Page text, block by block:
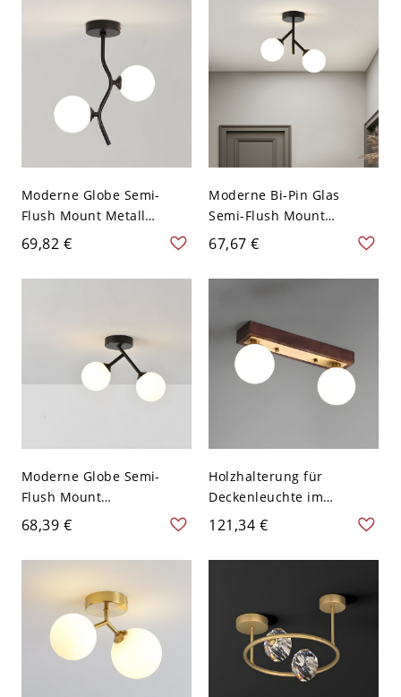
Moderne Globe Semi-
Flush Mount Metall
Deckenleuchte mit
weißem Glasschirm für
den Wohnbereich - 110V-
69,82 €
Moderne Bi-Pin Glas
Semi-Flush Mount
Deckenleuchte mit 2
weißen Glasschirmen für
den Wohngebrauch -
67,67 €
Moderne Globe Semi-
Flush Mount
Deckenleuchte mit
weißem Glasschirm und
Metallrahmen - 110V-120V
68,39 €
Holzhalterung für
Deckenleuchte im
Mission-Stil mit weißem
Glasschirm - 110V-120V
Walnuss Farbe 2
121,34 €